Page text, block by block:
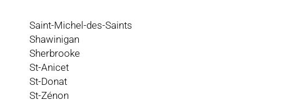
Saint-Michel-des-Saints
Shawinigan
Sherbrooke
St-Anicet
St-Donat
St-Zénon